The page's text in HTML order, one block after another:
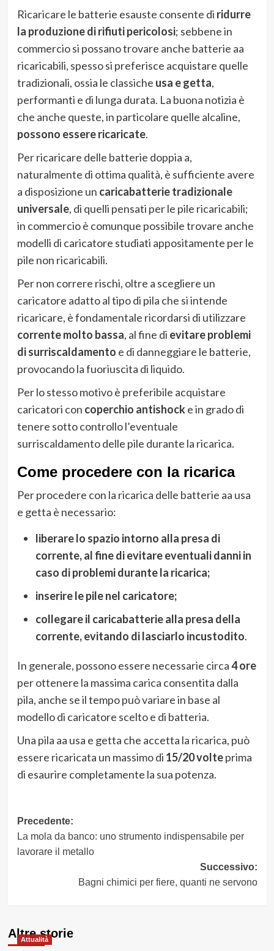
Ricaricare le batterie esauste consente di ridurre
la produzione di rifiuti pericolosi; sebbene in
commercio si possano trovare anche batterie aa
ricaricabili, spesso si preferisce acquistare quelle
tradizionali, ossia le classiche usa e getta,
performanti e di lunga durata. La buona notizia è
che anche queste, in particolare quelle alcaline,
possono essere ricaricate.
Per ricaricare delle batterie doppia a,
naturalmente di ottima qualità, è sufficiente avere
a disposizione un caricabatterie tradizionale
universale, di quelli pensati per le pile ricaricabili;
in commercio è comunque possibile trovare anche
modelli di caricatore studiati appositamente per le
pile non ricaricabili.
Per non correre rischi, oltre a scegliere un
caricatore adatto al tipo di pila che si intende
ricaricare, è fondamentale ricordarsi di utilizzare
corrente molto bassa, al fine di evitare problemi
di surriscaldamento e di danneggiare le batterie,
provocando la fuoriuscita di liquido.
Per lo stesso motivo è preferibile acquistare
caricatori con coperchio antishocke in grado di
tenere sotto controllo l’eventuale
surriscaldamento delle pile durante la ricarica.
Come procedere con la ricarica
Per procedere con la ricarica delle batterie aa usa
e getta è necessario:
liberare lo spazio intorno alla presa di
corrente, al fine di evitare eventuali danni in
caso di problemi durante la ricarica;
inserire le pile nel caricatore;
collegare il caricabatterie alla presa della
corrente, evitando di lasciarlo incustodito.
In generale, possono essere necessarie circa4 ore
per ottenere la massima carica consentita dalla
pila, anche se il tempo può variare in base al
modello di caricatore scelto e di batteria.
Una pila aa usa e getta che accetta la ricarica, può
essere ricaricata un massimo di 15/20 volteprima
di esaurire completamente la sua potenza.
Navigazione
articolo
Precedente:
La mola da banco: uno strumento indispensabile per
lavorare il metallo
Successivo:
Bagni chimici per fiere, quanti ne servono
Altre storie
Attualità